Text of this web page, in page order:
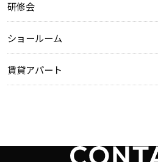
研修会
ショールーム
賃貸アパート